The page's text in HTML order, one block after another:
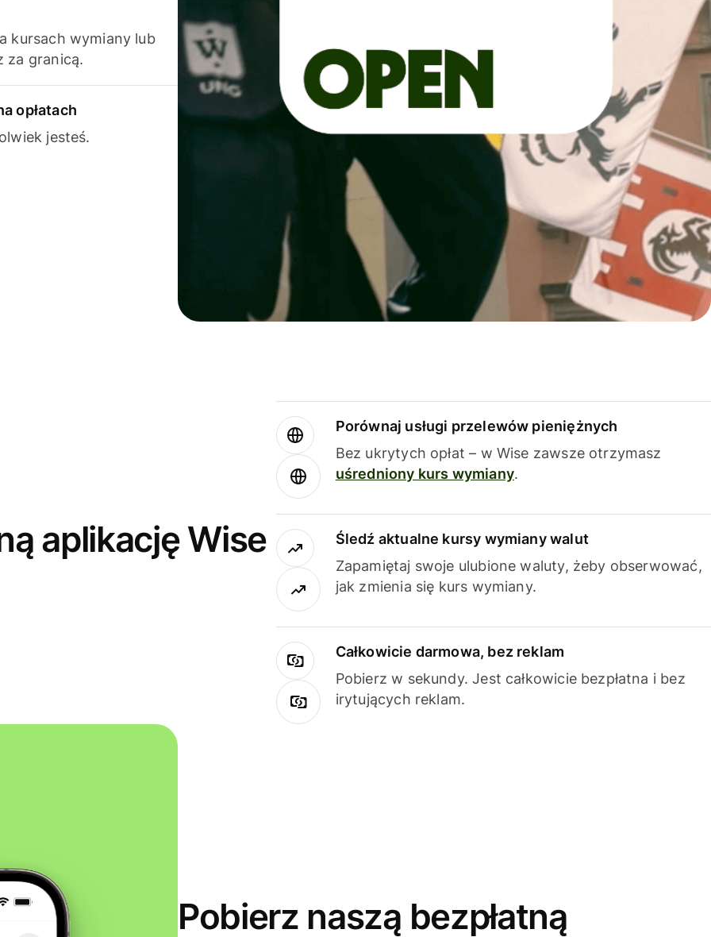
kursach wymiany lub
za granicą.
opłatach
jesteś.
aplikację Wise
Porównaj usługi przelewów pieniężnych
Bez ukrytych opłat – w Wise zawsze otrzymasz
uśredniony kurs wymiany.
Śledź aktualne kursy wymiany walut
Zapamiętaj swoje ulubione waluty, żeby obserwować,
jak zmienia się kurs wymiany.
Całkowicie darmowa, bez reklam
Pobierz w sekundy. Jest całkowicie bezpłatna i bez
irytujących reklam.
Pobierz naszą bezpłatną